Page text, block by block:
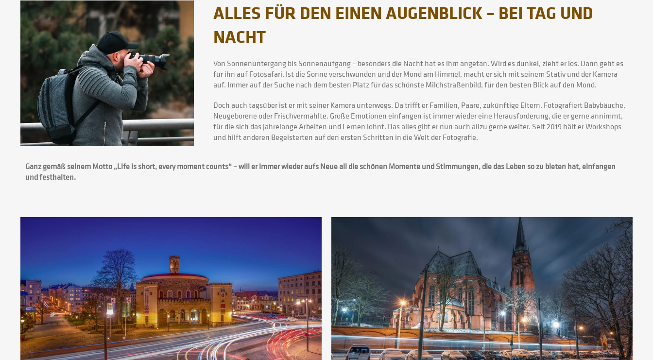
ALLES FÜR DEN EINEN AUGENBLICK – BEI TAG UND
NACHT
Von Sonnenuntergang bis Sonnenaufgang – besonders die Nacht hat es ihm angetan. Wird es dunkel, zieht er los. Dann geht es
für ihn auf Fotosafari. Ist die Sonne verschwunden und der Mond am Himmel, macht er sich mit seinem Stativ und der Kamera
auf. Immer auf der Suche nach dem besten Platz für das schönste Milchstraßenbild, für den besten Blick auf den Mond.
Doch auch tagsüber ist er mit seiner Kamera unterwegs. Da trifft er Familien, Paare, zukünftige Eltern. Fotografiert Babybäuche,
Neugeborene oder Frischvermählte. Große Emotionen einfangen ist immer wieder eine Herausforderung, die er gerne annimmt,
für die sich das jahrelange Arbeiten und Lernen lohnt. Das alles gibt er nun auch allzu gerne weiter. Seit 2019 hält er Workshops
und hilft anderen Begeisterten auf den ersten Schritten in die Welt der Fotografie.
Ganz gemäß seinem Motto „Life is short, every moment counts“ – will er immer wieder aufs Neue all die schönen Momente und Stimmungen, die das Leben so zu bieten hat, einfangen
und festhalten.